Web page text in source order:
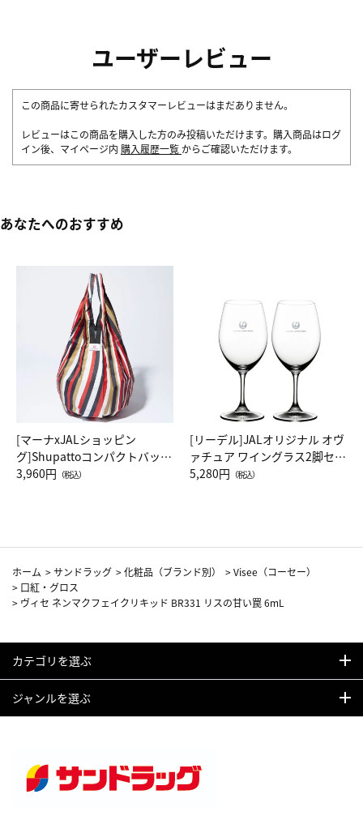
ユーザーレビュー
この商品に寄せられたカスタマーレビューはまだありません。
レビューはこの商品を購入した方のみ投稿いただけます。購入商品はログ
イン後、マイページ内 購入履歴一覧 からご確認いただけます。
あなたへのおすすめ
[マーナxJALショッピン
グ]Shupattoコンパクトバッグ
Drop JAL客室乗務員（LC）ス
3,960円 （税込）
[リーデル]JALオリジナル オヴ
ァチュア ワイングラス2脚セッ
ト（レッドワイン）
5,280円 （税込）
ホーム >サンドラッグ >化粧品（ブランド別） >Visee（コーセー）
> 口紅・グロス
> ヴィセ ネンマクフェイクリキッド BR331 リスの甘い罠 6mL
カテゴリを選ぶ
ジャンルを選ぶ